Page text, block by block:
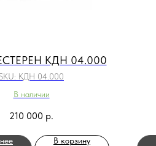
КДН 04.000
КДН 04.000
В наличии
210 000 р.
В корзину